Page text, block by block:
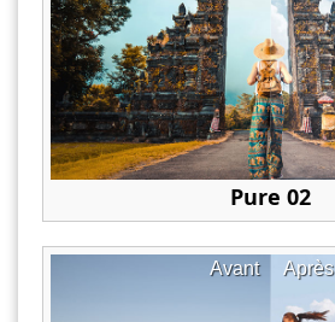
Pure 02
Après
Avant